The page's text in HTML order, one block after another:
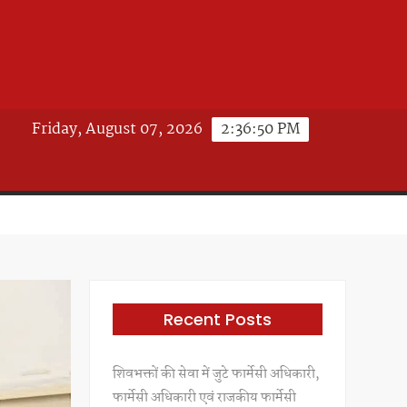
2:36:52 PM
Friday, August 07, 2026
Recent Posts
शिवभक्तों की सेवा में जुटे फार्मेसी अधिकारी,
फार्मेसी अधिकारी एवं राजकीय फार्मेसी